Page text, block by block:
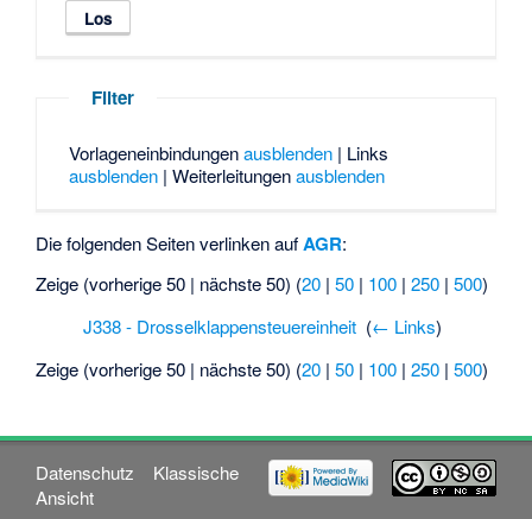
Filter
Vorlageneinbindungenausblenden| Links
ausblenden| Weiterleitungenausblenden
Die folgenden Seiten verlinken auf AGR:
Zeige (vorherige 50 | nächste 50) (20 |50 | 100 |250 |500)
J338 - Drosselklappensteuereinheit (← Links)
Zeige (vorherige 50 | nächste 50) (20 |50 | 100 |250 |500)
Datenschutz
Klassische
Ansicht